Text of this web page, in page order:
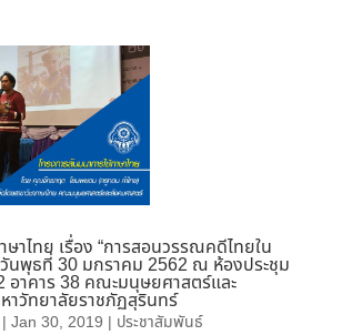
ษาไทย เรื่อง “การสอนวรรณคดีไทยใน
นพุธที่ 30 มกราคม 2562 ณ ห้องประชุม
อาคาร 38 คณะมนุษยศาสตร์และ
าวัทยาลัยราชภัฏสุรินทร์
Jan 30, 2019 | ประชาสัมพันธ์